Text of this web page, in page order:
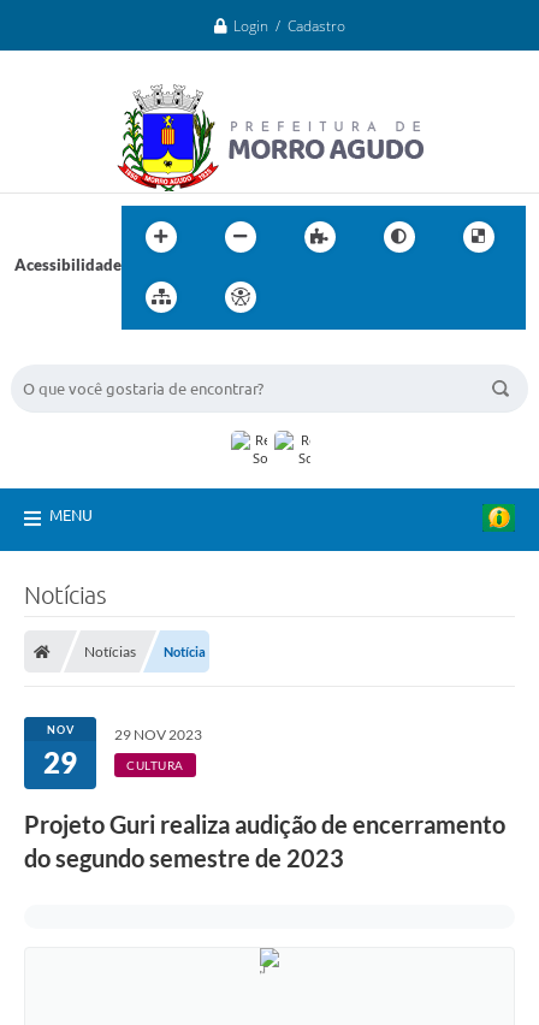
Login / Cadastro
Acessibilidade
MENU
Notícias
Notícias Notícia
NOV
29
29 NOV 2023
CULTURA
Projeto Guri realiza audição de encerramento
do segundo semestre de 2023